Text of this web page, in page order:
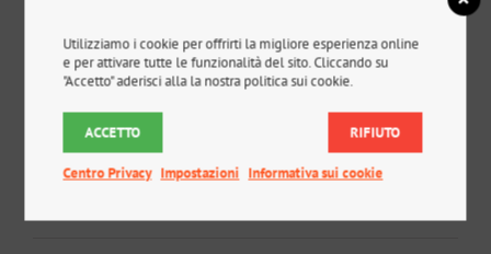
Novembre 2023
Settembre 2023
Maggio 2023
Utilizziamo i cookie per offrirti la migliore esperienza online
e per attivare tutte le funzionalità del sito. Cliccando su
"Accetto" aderisci alla la nostra politica sui cookie.
ACCETTO RIFIUTO
Centro Privacy Impostazioni Informativa sui cookie